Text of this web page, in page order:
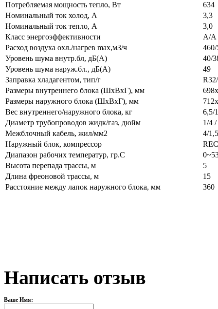
Потребляемая мощность тепло, Вт
634
Номинальный ток холод, А
3,3
Номинальный ток тепло, А
3,0
Класс энергоэффективности
A/A
Расход воздуха охл./нагрев max,м3/ч
460/
Уровень шума внутр.бл, дБ(А)
40/
Уровень шума наруж.бл., дБ(А)
49
Заправка хладагентом, тип/г
Размеры внутреннего блока (ШхВхГ), мм
Размеры наружного блока (ШхВхГ), мм
Вес внутреннего/наружного блока, кг
6,5/
Диаметр трубопроводов жидк/газ, дюйм
1/4
Межблочный кабель, жил/мм2
4/
Наружный блок, компрессор
Диапазон рабочих температур, гр.С
Высота перепада трассы, м
5
Длина фреоновой трассы, м
15
Расстояние между лапок наружного блока, мм
360
Написать отзыв
Ваше Имя: